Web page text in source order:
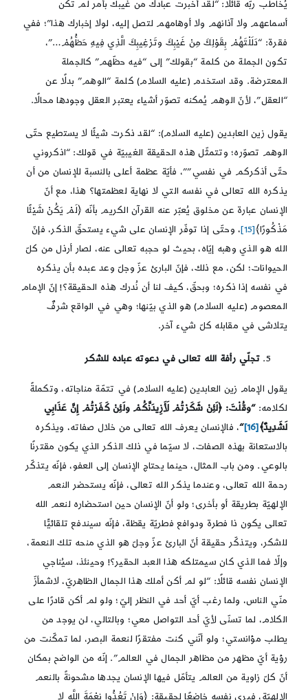
يُخاطب ربّه قائلًا: “لقد أخبرت عبادك من غيبك بأمر لم تكن
أسماعهم ولا آذانهم ولا أوهامهم لتصل إليه، لولا إخبارك هذا”؛ ففي
فقرة: “دَلَلْتَهُمْ بِقَوْلِكَ مِنْ غَيْبِكَ وتَرْغِيبِكَ الَّذِي فِيهِ حَظُّهُمْ…”،
تكون الجملة من كلمة “بقولك” إلى “فيه حظّهم” كالجملة
المعترضة. وقد استخدم (عليه السلام) كلمة “الوهم” بدلًا عن
“العقل”، لأنّ الوهم يُمكنه تصوّر أشياء يعتبر العقل وجودها محالًا.
يقول زين العابدين (عليه السلام): “لقد ذكرت شيئًا لا يستطيع حتّى
الوهم تصوّره؛ وتتمثّل هذه الحقيقة الغيبيّة في قولك: “اذكروني
حتّى أذكركم في نفسي””، فأيّة عظمة أعلى بالنسبة للإنسان من أن
يذكره الله تعالى في نفسه التي لا نهاية لعظمتها؟ هذا، مع أنّ
الإنسان عبارة عن مخلوق يُعبّر عنه القرآن الكريم بأنّه ﴿لَمْ يَكُنْ شَيْئًا
مَذْكُورًا﴾[15]
، وحتّى إذا توفّر الإنسان على شيء يستحقّ الذكر، فإنّ
الله هو الذي وهبه إيّاه، بحيث لو حجبه تعالى عنه، لصار أرذل من كلّ
الحيوانات؛ لكن، مع ذلك، فإنّ البارئ عزّ وجلّ وعد عبده بأن يذكره
في نفسه إذا ذكره؛ وبحقّ، كيف لنا أن نُدرك هذه الحقيقة؟! إنّ الإمام
المعصوم (عليه السلام) هو الذي بيّنها؛ وهي في الواقع شرفٌ
يتلاشى في مقابله كلّ شيء آخر.
تجلّي رأفة الله تعالى في دعوته عباده للشكر
يقول الإمام زين العابدين (عليه السلام) في تتمّة مناجاته، وتكملةً
لكلامه:“وقُلْتَ: ﴿لَئِنْ شَكَرْتُمْ لَأَزِيدَنَّكُمْ ولَئِنْ كَفَرْتُمْ إِنَّ عَذَابِي
لَشَدِيدٌ﴾[16]
“، فالإنسان يعرف الله تعالى من خلال صفاته، ويذكره
بالاستعانة بهذه الصفات، لا سيّما في ذلك الذكر الذي يكون مقترنًا
بالوعي. ومن باب المثال، حينما يحتاج الإنسان إلى العفو، فإنّه يتذكّر
رحمة الله تعالى، وعندما يذكر الله تعالى، فإنّه يستحضر النعم
الإلهيّة بطريقة أو بأخرى؛ ولو أنّ الإنسان حين استحضاره لنعم الله
تعالى يكون ذا فطرة ودوافع فطريّة يقظة، فإنّه سيندفع تلقائيًّا
للشكر، ويتذكّر حقيقة أنّ البارئ عزّ وجلّ هو الذي منحه تلك النعمة،
وإلّا فما الذي كان سيمتلكه هذا العبد الحقير؟! وحينئذ، سيُناجي
الإنسان نفسه قائلًا: “لو لم أكن أملك هذا الجمال الظاهريّ، لاشمأزّ
منّي الناس، ولما رغب أيّ أحد في النظر إليّ؛ ولو لم أكن قادرًا على
الكلام، لما تسنّى لأيّ أحد التواصل معي؛ وبالتالي، لن يوجد من
يطلب مؤانستي؛ ولو أنّني كنت مفتقرًا لنعمة البصر، لما تمكّنت من
رؤية أيّ مظهر من مظاهر الجمال في العالم”. إنّه من الواضح بمكان
أنّ كلّ زاوية من العالم يتأمّل فيها الإنسان يجدها مشحونةً بالنعم
الإلهيّة، فيرى نفسه خاضعًا لحقيقة: ﴿وَإِنْ تَعُدُّوا نِعْمَةَ اللَّهِ لا